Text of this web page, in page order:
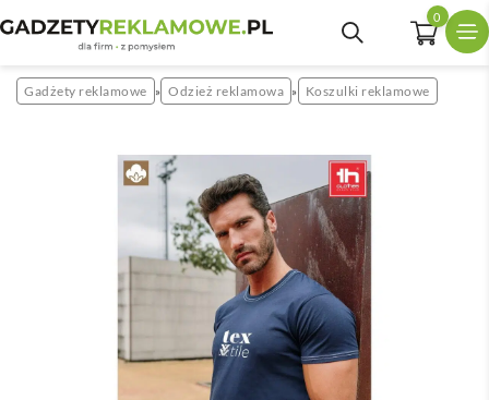
0
Gadżety reklamowe » Odzież reklamowa » Koszulki reklamowe